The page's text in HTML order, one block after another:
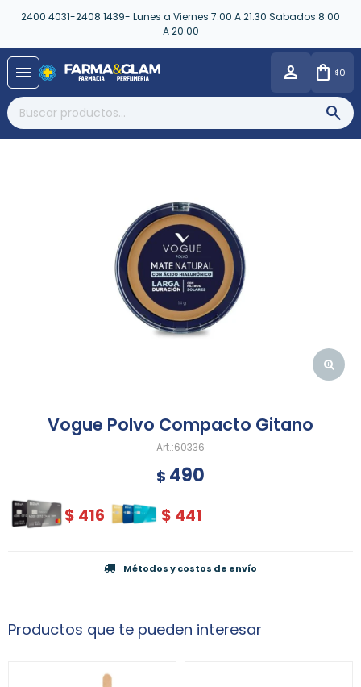
2400 4031-2408 1439- Lunes a Viernes 7:00 A 21:30 Sabados 8:00
A 20:00
menu $0
Vogue Polvo Compacto Gitano
60336
$ 490
$ 416 $ 441
Métodos y costos de envío
Productos que te pueden interesar